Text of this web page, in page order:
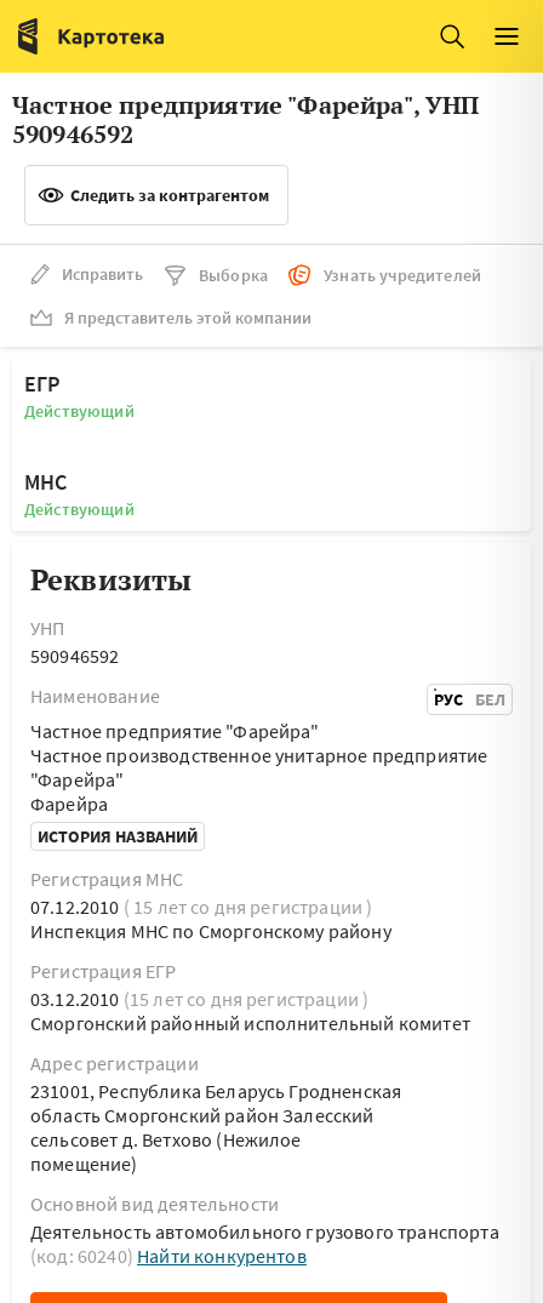
Италия
Люксембург
Литва
Латвия
Словения
Франция
Финляндия
Швеция
Мальта
Частное предприятие "Фарейра", УНП
590946592
Следить за контрагентом
Исправить Выборка
Узнать учредителей
Я представитель этой компании
ЕГР
Действующий
МНС
Действующий
Реквизиты
УНП
590946592
Наименование
РУС БЕЛ
Частное предприятие "Фарейра"
Частное производственное унитарное предприятие
"Фарейра"
Фарейра
ИСТОРИЯ НАЗВАНИЙ
Регистрация МНС
07.12.2010 ( 15 лет со дня регистрации )
Инспекция МНС по Сморгонскому району
Регистрация ЕГР
03.12.2010 (15 лет со дня регистрации )
Сморгонский районный исполнительный комитет
Адрес регистрации
231001, Республика Беларусь Гродненская
область Сморгонский район Залесский
сельсовет д. Ветхово (Нежилое
помещение)
Основной вид деятельности
Деятельность автомобильного грузового транспорта
(код: 60240) Найти конкурентов